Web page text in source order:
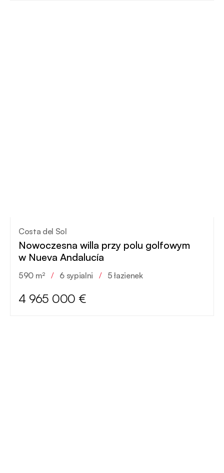
Costa del Sol
Nowoczesna willa przy polu golfowym
w Nueva Andalucía
590 m² / 6 sypialni / 5 łazienek
4 965 000 €